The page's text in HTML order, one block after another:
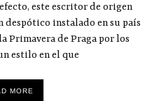
este escritor de origen
despótico instalado en su país
Primavera de Praga por los
estilo en el que
MORE